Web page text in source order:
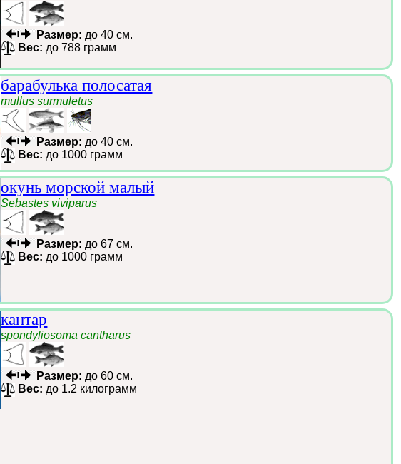
Размер: до 40 см.
Вес: до 788 грамм
барабулька полосатая
mullus surmuletus
Размер: до 40 см.
Вес: до 1000 грамм
окунь морской малый
Sebastes viviparus
Размер: до 67 см.
Вес: до 1000 грамм
кантар
spondyliosoma cantharus
Размер: до 60 см.
Вес: до 1.2 килограмм